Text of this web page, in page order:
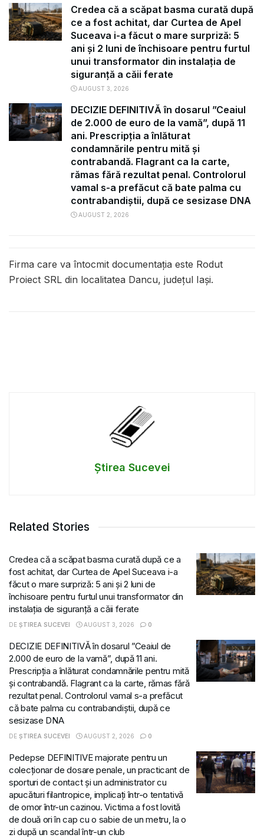
Credea că a scăpat basma curată după
ce a fost achitat, dar Curtea de Apel
Suceava i-a făcut o mare surpriză: 5
ani și 2 luni de închisoare pentru furtul
unui transformator din instalația de
siguranță a căii ferate
AUGUST 3, 2026
DECIZIE DEFINITIVĂ în dosarul ”Ceaiul
de 2.000 de euro de la vamă”, după 11
ani. Prescripția a înlăturat
condamnările pentru mită și
contrabandă. Flagrant ca la carte,
rămas fără rezultat penal. Controlorul
vamal s-a prefăcut că bate palma cu
contrabandiștii, după ce sesizase DNA
AUGUST 2, 2026
Firma care va întocmit documentația este Rodut
Proiect SRL din localitatea Dancu, județul Iași.
Știrea Sucevei
Related Stories
Credea că a scăpat basma curată după ce a
fost achitat, dar Curtea de Apel Suceava i-a
făcut o mare surpriză: 5 ani și 2 luni de
închisoare pentru furtul unui transformator din
instalația de siguranță a căii ferate
DE ȘTIREA SUCEVEI AUGUST 3, 2026 0
DECIZIE DEFINITIVĂ în dosarul ”Ceaiul de
2.000 de euro de la vamă”, după 11 ani.
Prescripția a înlăturat condamnările pentru mită
și contrabandă. Flagrant ca la carte, rămas fără
rezultat penal. Controlorul vamal s-a prefăcut
că bate palma cu contrabandiștii, după ce
sesizase DNA
DE ȘTIREA SUCEVEI AUGUST 2, 2026 0
Pedepse DEFINITIVE majorate pentru un
colecționar de dosare penale, un practicant de
sporturi de contact și un administrator cu
apucături filantropice, implicați într-o tentativă
de omor într-un cazinou. Victima a fost lovită
de două ori în cap cu o sabie de un metru, la o
zi după un scandal într-un club